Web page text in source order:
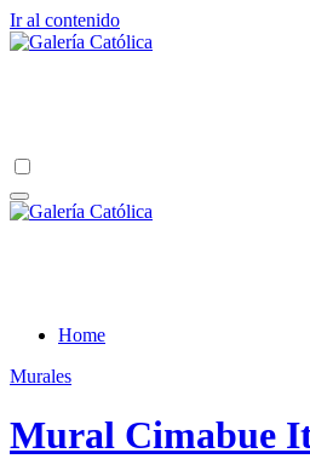
Ir al contenido
Home
Murales
Mural Cimabue